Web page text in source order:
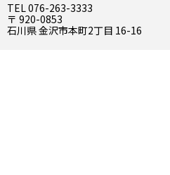
TEL 076-263-3333
〒 920-0853
石川県 金沢市本町2丁目 16-16